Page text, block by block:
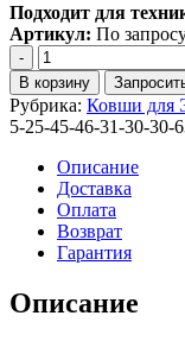
Подходит для
Артикул: По
Количество
Ковш
стандартный
1,6м3
для
JS330
В корзину
Рубрика: Ковши для
5-25-45-46-31-30-30-
Описание
Доставка
Оплата
Возврат
Гарантия
Описание